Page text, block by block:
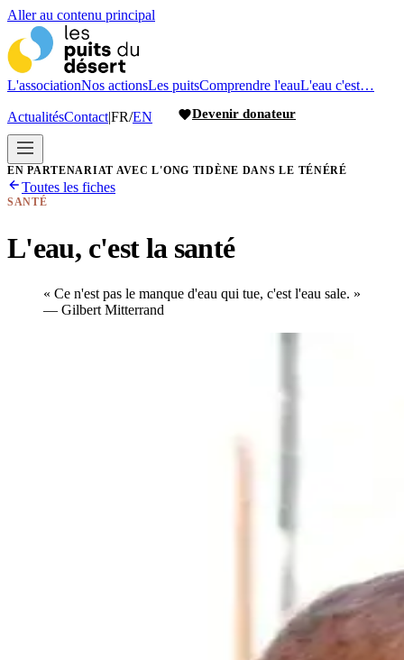
Aller au contenu principal
L'associationNos actionsLes puitsComprendre l'eauL'eau c'est…
ActualitésContact|FR/EN Devenir donateur
EN PARTENARIAT AVEC L'ONG TIDÈNE DANS LE TÉNÉRÉ
Toutes les fiches
SANTÉ
L'eau, c'est la santé
« Ce n'est pas le manque d'eau qui tue, c'est l'eau sale. »
— Gilbert Mitterrand